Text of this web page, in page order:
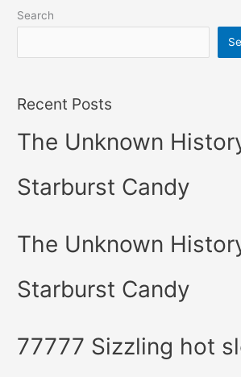
Search
Recent Posts
The Unknown
Starburst Candy
The Unknown
Starburst Candy
77777 Sizzling hot